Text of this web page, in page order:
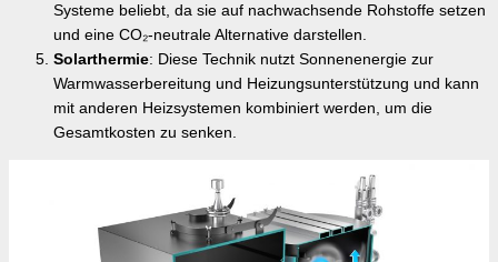
Systeme beliebt, da sie auf nachwachsende Rohstoffe setzen
und eine CO₂-neutrale Alternative darstellen.
Solarthermie: Diese Technik nutzt Sonnenenergie zur
Warmwasserbereitung und Heizungsunterstützung und kann
mit anderen Heizsystemen kombiniert werden, um die
Gesamtkosten zu senken.